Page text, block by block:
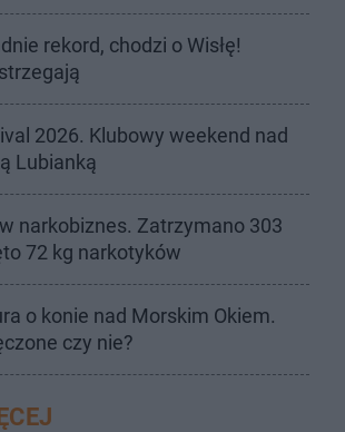
rekord, chodzi o Wisłę!
2026. Klubowy weekend nad
Lubianką
narkobiznes. Zatrzymano 303
72 kg narkotyków
o konie nad Morskim Okiem.
czy nie?